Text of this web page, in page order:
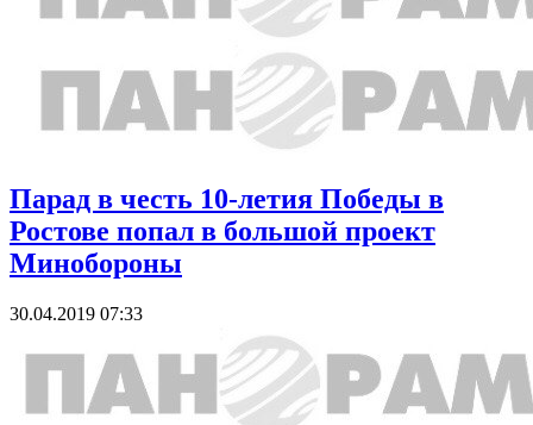
Парад в честь 10-летия Победы в
Ростове попал в большой проект
Минобороны
30.04.2019 07:33